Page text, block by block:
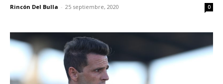
Rincón Del Bulla - 25 septiembre, 2020 0